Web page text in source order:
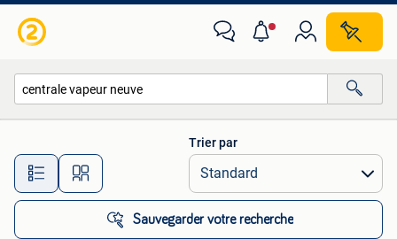
Toutes les distances…
Trier par
Sauvegarder votre recherche